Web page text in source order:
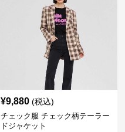
¥9,880 (税込)
チェック服 チェック柄テーラー
ドジャケット